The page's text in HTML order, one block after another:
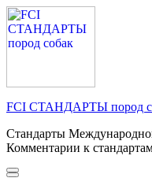
Перейти
к
содержимому
FCI СТАНДАРТЫ пород
Стандарты
Комментарии к